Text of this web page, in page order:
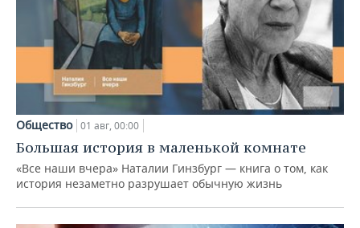
Общество 01 авг, 00:00
Большая история в маленькой комнате
«Все наши вчера» Наталии Гинзбург — книга о том, как
история незаметно разрушает обычную жизнь